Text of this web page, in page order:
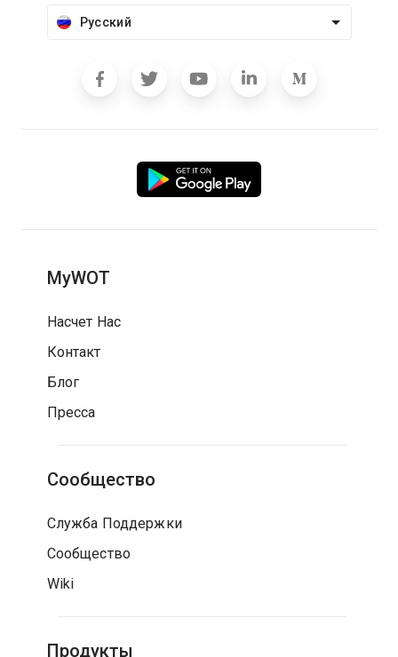
Русский
MyWOT
Насчет Нас
Контакт
Блог
Пресса
Сообщество
Служба Поддержки
Сообщество
Wiki
Продукты